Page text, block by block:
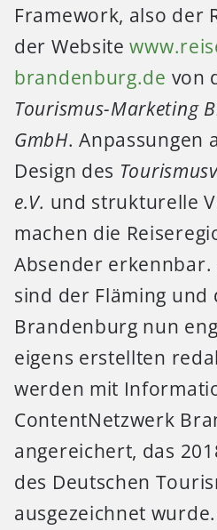
Framework, also der
der Website
brandenburg.de von
Tourismus-Marketing
GmbH. Anpassungen
Design des
e.V. und strukturelle
machen die
Absender
sind der Fläming und
Brandenburg nun
eigens erstellten
werden mit
ContentNetzwerk
angereichert, das
des Deutschen
ausgezeichnet